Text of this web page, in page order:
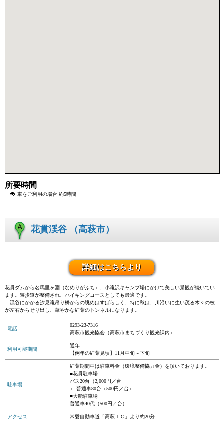
所要時間
車をご利用の場合 約5時間
花貫渓谷 （高萩市）
詳細はこちらより
花貫ダムから名馬里ヶ淵（なめりがふち）、小滝沢キャンプ場にかけて美しい景観が続いてい
ます。遊歩道が整備され、ハイキングコースとしても最適です。
渓谷にかかる汐見滝吊り橋からの眺めはすばらしく、特に秋は、川沿いに生い茂る木々の枝
が左右からせり出し、華やかな紅葉のトンネルになります。
電話
0293-23-7316
高萩市観光協会（高萩市まちづくり観光課内）
利用可能期間
通年
【例年の紅葉見頃】11月中旬～下旬
駐車場
紅葉期間中は駐車料金（環境整備協力金）を頂いております。
■花貫駐車場
バス20台（2,000円／台
） 普通車80台（500円／台）
■大能駐車場
普通車40代（500円／台）
アクセス 常磐自動車道「高萩ＩＣ」より約20分